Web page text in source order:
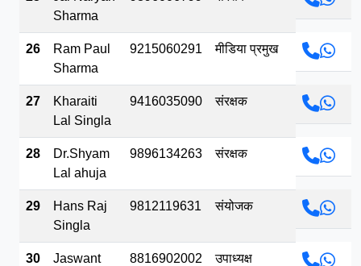
Sharma
26
Ram Paul
Sharma
9215060291 मीडिया प्रमुख
27
Kharaiti
Lal Singla
9416035090 संरक्षक
28
Dr.Shyam
Lal ahuja
9896134263 संरक्षक
29
Hans Raj
Singla
9812119631 संयोजक
30
Jaswant
8816902002 उपाध्यक्ष